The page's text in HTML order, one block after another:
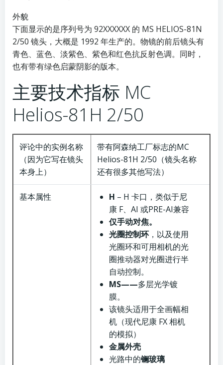
外貌
下面显示的是序列号为 92XXXXXX 的 MS HELIOS-81N
2/50 镜头，大概是 1992 年生产的。物镜的前后镜头有
青色、蓝色、淡紫色、紫色和红色抗反射色调。同时，
也有带有绿色启蒙阴影的版本。
主要技术指标 MC
Helios-81H 2/50
评论中的实例名称
（因为它写在镜头
本身上）
带有阿森纳工厂标志的MC
Helios-81H 2/50（镜头名称
还有很多其他写法）
基本属性 Н – H 卡口，类似于尼
康 F、AI 或PRE-AI兼容
仅手动对焦。
光圈控制环，以及使用
光圈环和可用相机的光
圈推动器对光圈进行半
自动控制。
MS——多层光学镀
膜。
该镜头适用于全画幅相
机（现代尼康 FX 相机
的模拟）
金属外壳
光路中的镧玻璃